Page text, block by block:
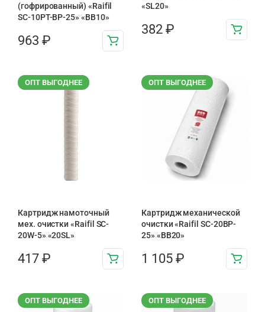
(гофрированный) «Raifil
SC-10PT-ВР-25» «BB10»
963 ₽
«SL20»
382 ₽
ОПТ ВЫГОДНЕЕ
Картридж намоточный
мех. очистки «Raifil SC-
20W-5» «20SL»
417 ₽
ОПТ ВЫГОДНЕЕ
Картридж механической
очистки «Raifil SC-20BP-
25» «BB20»
1 105 ₽
ОПТ ВЫГОДНЕЕ ОПТ ВЫГОДНЕЕ